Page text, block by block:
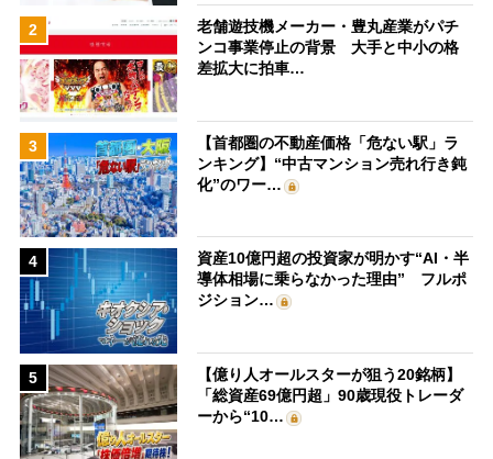
2
老舗遊技機メーカー・豊丸産業がパチ
ンコ事業停止の背景 大手と中小の格
差拡大に拍車…
3
【首都圏の不動産価格「危ない駅」ラ
ンキング】“中古マンション売れ行き鈍
化”のワー…
4
資産10億円超の投資家が明かす“AI・半
導体相場に乗らなかった理由” フルポ
ジション…
5
【億り人オールスターが狙う20銘柄】
「総資産69億円超」90歳現役トレーダ
ーから“10…